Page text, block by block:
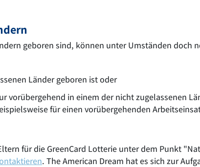
geboren sind, können unter Umständen doch
Länder geboren ist oder
vorübergehend in einem der nicht zugelassenen
für einen vorübergehenden
für die GreenCard Lotterie unter dem Punkt
. The American Dream hat es sich zur